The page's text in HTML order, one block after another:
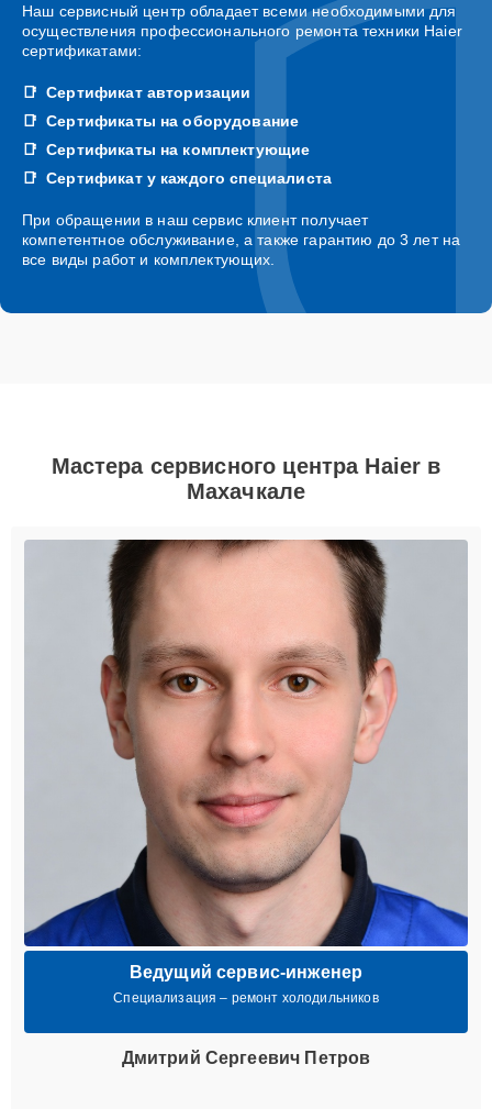
Наш сервисный центр обладает всеми необходимыми для
осуществления профессионального ремонта техники Haier
сертификатами:
Сертификат авторизации
Сертификаты на оборудование
Сертификаты на комплектующие
Сертификат у каждого специалиста
При обращении в наш сервис клиент получает
компетентное обслуживание, а также гарантию до 3 лет на
все виды работ и комплектующих.
Мастера сервисного центра Haier в
Махачкале
Ведущий сервис-инженер
Специализация – ремонт холодильников
Дмитрий Сергеевич Петров